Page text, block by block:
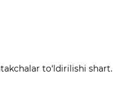
to‘ldirilishi shart.